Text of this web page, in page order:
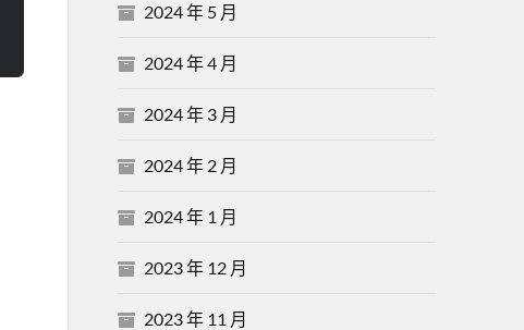
2024 年 5 月
2024 年 4 月
2024 年 3 月
2024 年 2 月
2024 年 1 月
2023 年 12 月
2023 年 11 月